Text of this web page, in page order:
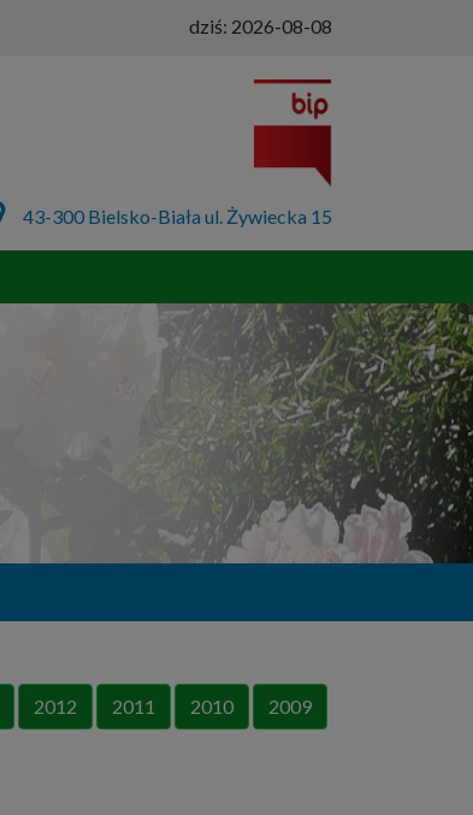
dziś: 2026-08-08
43-300 Bielsko-Biała ul. Żywiecka 15
2012 2011 2010 2009